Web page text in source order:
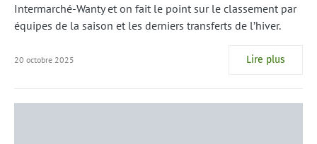
Intermarché-Wanty et on fait le point sur le classement par
équipes de la saison et les derniers transferts de l’hiver.
20 octobre 2025 Lire plus